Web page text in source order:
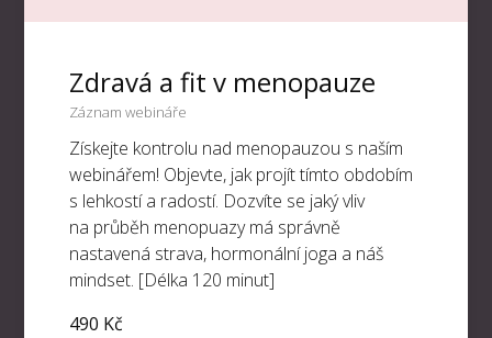
Zdravá a fit v menopauze
Záznam webináře
Získejte kontrolu nad menopauzou s naším
webinářem! Objevte, jak projít tímto obdobím
s lehkostí a radostí. Dozvíte se jaký vliv
na průběh menopuazy má správně
nastavená strava, hormonální joga a náš
mindset. [Délka 120 minut]
490 Kč